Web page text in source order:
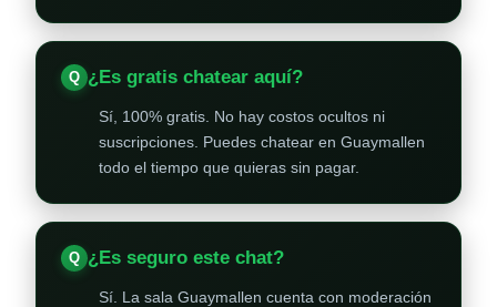
¿Es gratis chatear aquí?
Sí, 100% gratis. No hay costos ocultos ni
suscripciones. Puedes chatear en Guaymallen
todo el tiempo que quieras sin pagar.
¿Es seguro este chat?
Sí. La sala Guaymallen cuenta con moderación